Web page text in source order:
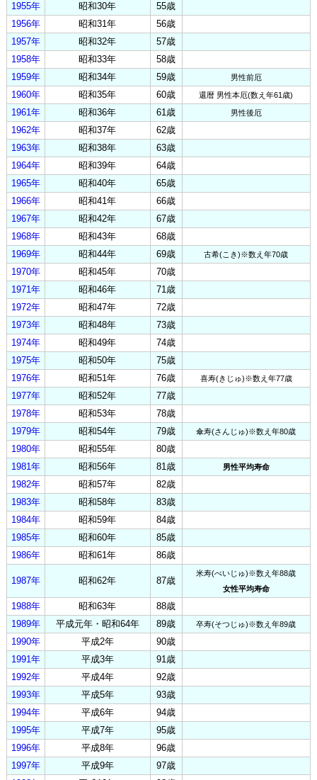
1955年
昭和30年
55歳
1956年
昭和31年
56歳
1957年
昭和32年
57歳
1958年
昭和33年
58歳
1959年
昭和34年 59歳 男性前厄
1960年 昭和35年 60歳 還暦 男性本厄(数え年61歳)
1961年 昭和36年 61歳 男性後厄
1962年 昭和37年
62歳
1963年
昭和38年
63歳
1964年
昭和39年
64歳
1965年
昭和40年
65歳
1966年
昭和41年
66歳
1967年
昭和42年
67歳
1968年
昭和43年
68歳
1969年
昭和44年 69歳 古希(こき)※数え年70歳
1970年 昭和45年
70歳
1971年
昭和46年
71歳
1972年
昭和47年
72歳
1973年
昭和48年
73歳
1974年
昭和49年
74歳
1975年
昭和50年
75歳
1976年
昭和51年 76歳 喜寿(きじゅ)※数え年77歳
1977年 昭和52年
77歳
1978年
昭和53年
78歳
1979年
昭和54年 79歳 傘寿(さんじゅ)※数え年80歳
1980年 昭和55年
80歳
1981年
昭和56年 81歳 男性平均寿命
1982年 昭和57年
82歳
1983年
昭和58年
83歳
1984年
昭和59年
84歳
1985年
昭和60年
85歳
1986年
昭和61年 86歳
1987年 昭和62年 87歳
米寿(べいじゅ)※数え年88歳
女性平均寿命
1988年 昭和63年
88歳
1989年
平成元年・昭和64年 89歳 卒寿(そつじゅ)※数え年89歳
1990年 平成2年
90歳
1991年
平成3年
91歳
1992年
平成4年
92歳
1993年
平成5年
93歳
1994年
平成6年
94歳
1995年
平成7年
95歳
1996年
平成8年
96歳
1997年
平成9年
97歳